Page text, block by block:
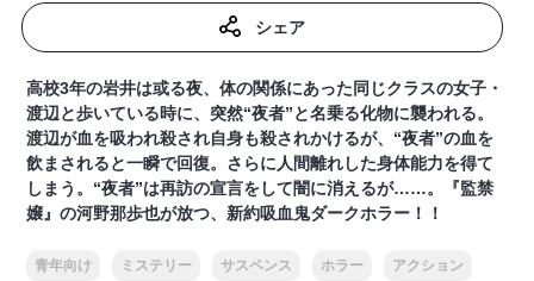
シェア
高校3年の岩井は或る夜、体の関係にあった同じクラスの女子・
渡辺と歩いている時に、突然“夜者”と名乗る化物に襲われる。
渡辺が血を吸われ殺され自身も殺されかけるが、“夜者”の血を
飲まされると一瞬で回復。さらに人間離れした身体能力を得て
しまう。“夜者”は再訪の宣言をして闇に消えるが……。『監禁
嬢』の河野那歩也が放つ、新約吸血鬼ダークホラー！！
青年向け ミステリー サスペンス ホラー アクション